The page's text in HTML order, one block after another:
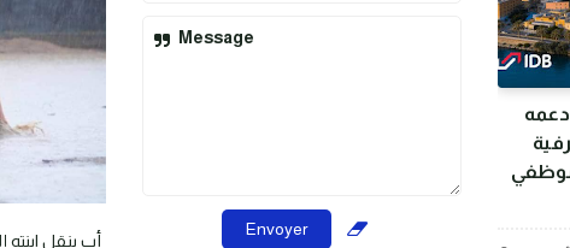
أب ينقل
Message
دعمه